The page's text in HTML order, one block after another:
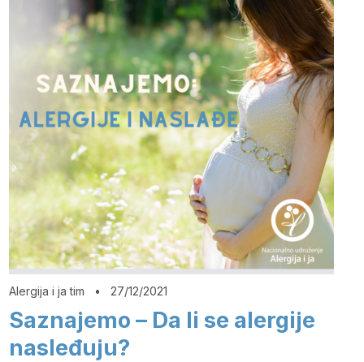
Alergija i ja tim • 27/12/2021
Saznajemo – Da li se alergije
nasleđuju?